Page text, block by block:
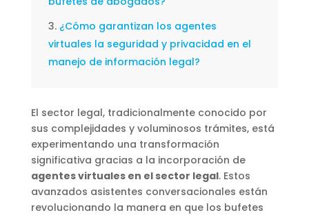
¿Cómo garantizan los agentes
virtuales la seguridad y privacidad en el
manejo de información legal?
El sector legal, tradicionalmente conocido por
sus complejidades y voluminosos trámites, está
experimentando una transformación
significativa gracias a la incorporación de
agentes virtuales en el sector legal. Estos
avanzados asistentes conversacionales están
revolucionando la manera en que los bufetes